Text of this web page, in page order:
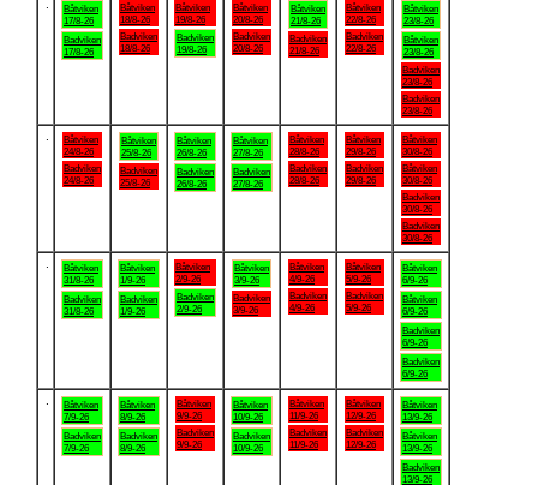
Båtviken
17/8-26
Badviken
17/8-26
Båtviken
18/8-26
Badviken
18/8-26
Båtviken
19/8-26
Badviken
19/8-26
Båtviken
20/8-26
Badviken
20/8-26
Båtviken
21/8-26
Badviken
21/8-26
Båtviken
22/8-26
Badviken
22/8-26
Båtviken
23/8-26
Båtviken
23/8-26
Badviken
23/8-26
Badviken
23/8-26
Båtviken
24/8-26
Badviken
24/8-26
Båtviken
25/8-26
Badviken
25/8-26
Båtviken
26/8-26
Badviken
26/8-26
Båtviken
27/8-26
Badviken
27/8-26
Båtviken
28/8-26
Badviken
28/8-26
Båtviken
29/8-26
Badviken
29/8-26
Båtviken
30/8-26
Båtviken
30/8-26
Badviken
30/8-26
Badviken
30/8-26
Båtviken
31/8-26
Badviken
31/8-26
Båtviken
1/9-26
Badviken
1/9-26
Båtviken
2/9-26
Badviken
2/9-26
Båtviken
3/9-26
Badviken
3/9-26
Båtviken
4/9-26
Badviken
4/9-26
Båtviken
5/9-26
Badviken
5/9-26
Båtviken
6/9-26
Båtviken
6/9-26
Badviken
6/9-26
Badviken
6/9-26
Båtviken
7/9-26
Badviken
7/9-26
Båtviken
8/9-26
Badviken
8/9-26
Båtviken
9/9-26
Badviken
9/9-26
Båtviken
10/9-26
Badviken
10/9-26
Båtviken
11/9-26
Badviken
11/9-26
Båtviken
12/9-26
Badviken
12/9-26
Båtviken
13/9-26
Båtviken
13/9-26
Badviken
13/9-26